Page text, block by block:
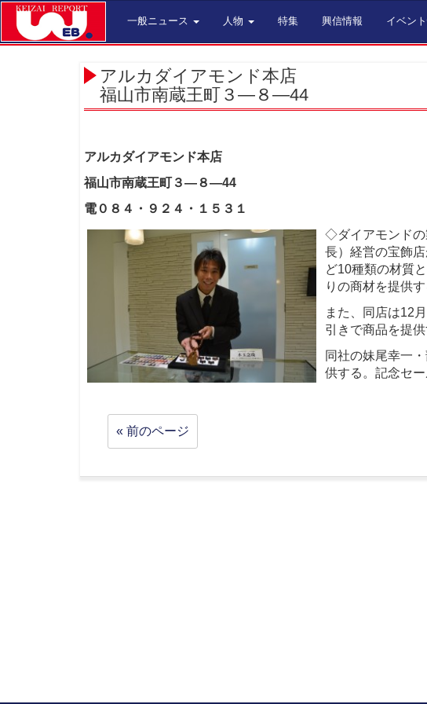
一般ニュース 人物 特集 興信情報 イベン
アルカダイアモンド本店
福山市南蔵王町３―８―44
アルカダイアモンド本店
福山市南蔵王町３―８―44
電０８４・９２４・１５３１
◇ダイアモンドの
長）経営の宝飾
ど10種類の材質
りの商材を提供
また、同店は12
引きで商品を提供
同社の妹尾幸一
供する。記念セ
« 前のページ